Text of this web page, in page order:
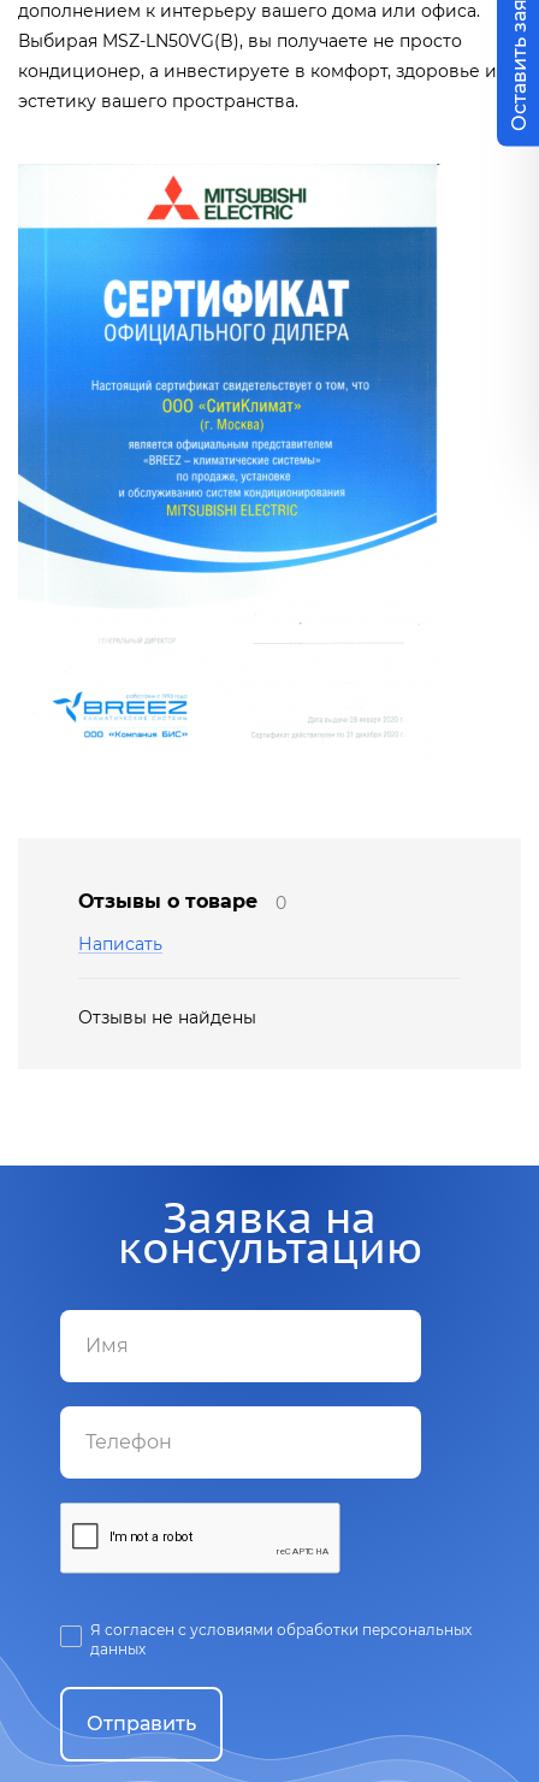
дополнением к интерьеру вашего дома или офиса.
Выбирая MSZ-LN50VG(B), вы получаете не просто
кондиционер, а инвестируете в комфорт, здоровье и
эстетику вашего пространства.
Отзывы о товаре
0
Написать
Отзывы не найдены
Заявка на
консультацию
Я согласен с условиями обработки персональных
данных
Отправить
Оставить заявку